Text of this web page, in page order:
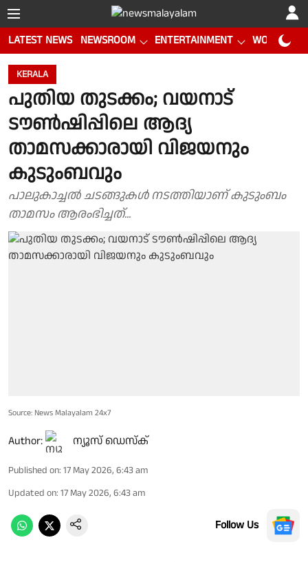
LATEST NEWS NEWSROOM ENTERTAINMENT WORLD CUP
KERALA
പുതിയ തുടക്കം; വയനാട്
ടൗണ്‍ഷിപ്പിലെ ആദ്യ
താമസക്കാരായി വിജയനും
കുടുംബവും
പാലുകാച്ചൽ ചടങ്ങുകൾ നടത്തിയാണ് കുടുംബം
താമസം ആരംഭിച്ചത്...
Source: News Malayalam 24x7
Author: ന്യൂസ് ഡെസ്ക്
Published on: 17 May 2026, 6:43 am
Updated on: 17 May 2026, 6:43 am
Follow Us